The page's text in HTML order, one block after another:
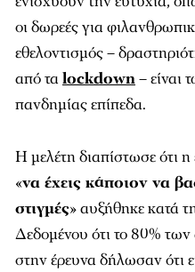
οι δωρεές για
εθελοντισμός –
από ταlockdown– είναι
πανδημίας επίπεδα.
Η μελέτη διαπίστωσε ότι
«να έχεις κάποιον να
στιγμές» αυξήθηκε κατά
Δεδομένου ότι το 80%
στην έρευνα δήλωσαν ότι